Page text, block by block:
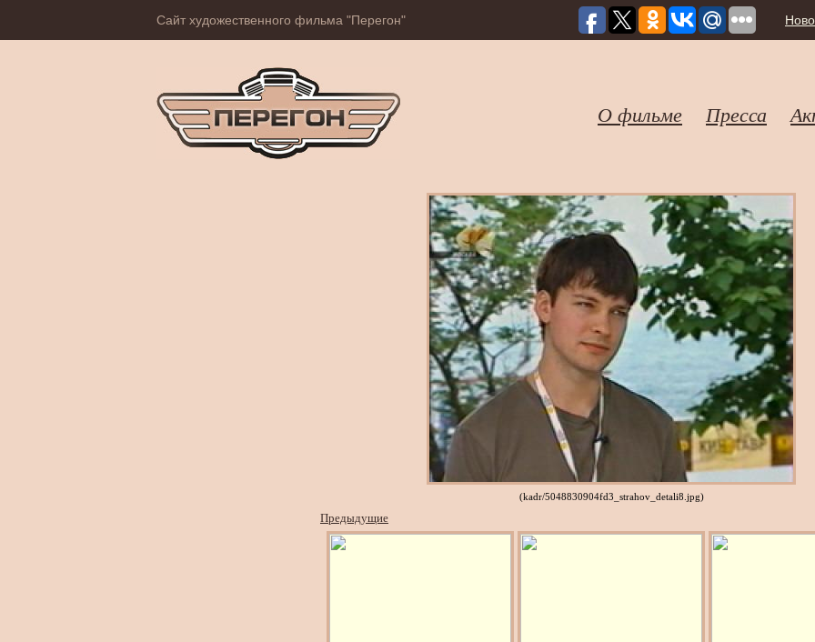
Сайт художественного фильма "Перегон"
О фильме Пресса
(kadr/5048830904fd3_strahov_detali8.jpg)
Предыдущие